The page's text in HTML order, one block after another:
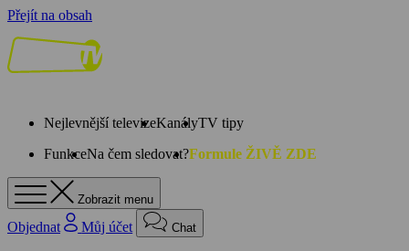
Přejít na obsah
Nejlevnější televizeKanályTV tipy
FunkceNa čem sledovat?Formule ŽIVĚ ZDE
Zobrazit menu
Objednat Můj účet Chat